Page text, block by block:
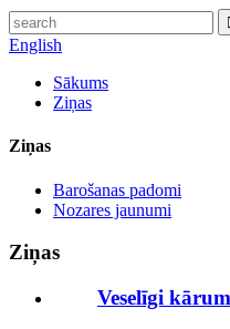
English
Sākums
Ziņas
Ziņas
Barošanas padomi
Nozares jaunumi
Ziņas
Veselīgi